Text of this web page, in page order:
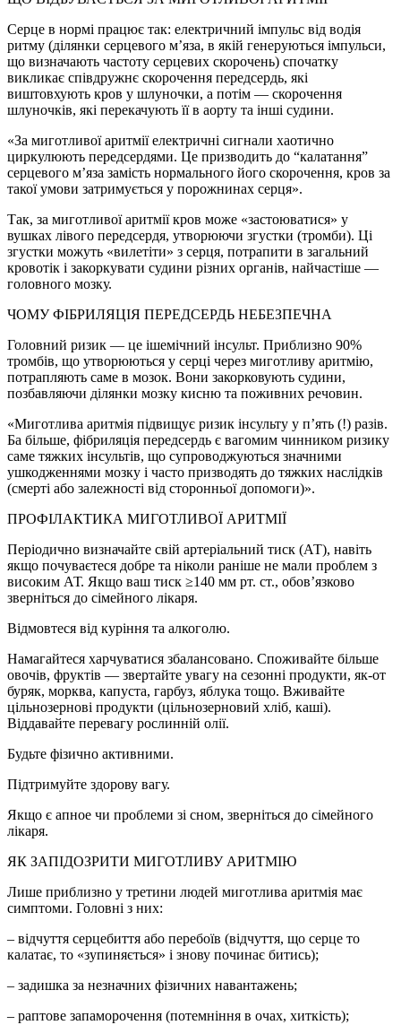
Серце в нормі працює так: електричний імпульс від водія
ритму (ділянки серцевого м’яза, в якій генеруються імпульси,
що визначають частоту серцевих скорочень) спочатку
викликає співдружнє скорочення передсердь, які
виштовхують кров у шлуночки, а потім — скорочення
шлуночків, які перекачують її в аорту та інші судини.
«За миготливої аритмії електричні сигнали хаотично
циркулюють передсердями. Це призводить до “калатання”
серцевого м’яза замість нормального його скорочення, кров за
такої умови затримується у порожнинах серця».
Так, за миготливої аритмії кров може «застоюватися» у
вушках лівого передсердя, утворюючи згустки (тромби). Ці
згустки можуть «вилетіти» з серця, потрапити в загальний
кровотік і закоркувати судини різних органів, найчастіше —
головного мозку.
ЧОМУ ФІБРИЛЯЦІЯ ПЕРЕДСЕРДЬ НЕБЕЗПЕЧНА
Головний ризик — це ішемічний інсульт. Приблизно 90%
тромбів, що утворюються у серці через миготливу аритмію,
потрапляють саме в мозок. Вони закорковують судини,
позбавляючи ділянки мозку кисню та поживних речовин.
«Миготлива аритмія підвищує ризик інсульту у п’ять (!) разів.
Ба більше, фібриляція передсердь є вагомим чинником ризику
саме тяжких інсультів, що супроводжуються значними
ушкодженнями мозку і часто призводять до тяжких наслідків
(смерті або залежності від сторонньої допомоги)».
ПРОФІЛАКТИКА МИГОТЛИВОЇ АРИТМІЇ
Періодично визначайте свій артеріальний тиск (АТ), навіть
якщо почуваєтеся добре та ніколи раніше не мали проблем з
високим АТ. Якщо ваш тиск ≥140 мм рт. ст., обов’язково
зверніться до сімейного лікаря.
Відмовтеся від куріння та алкоголю.
Намагайтеся харчуватися збалансовано. Споживайте більше
овочів, фруктів — звертайте увагу на сезонні продукти, як-от
буряк, морква, капуста, гарбуз, яблука тощо. Вживайте
цільнозернові продукти (цільнозерновий хліб, каші).
Віддавайте перевагу рослинній олії.
Будьте фізично активними.
Підтримуйте здорову вагу.
Якщо є апное чи проблеми зі сном, зверніться до сімейного
лікаря.
ЯК ЗАПІДОЗРИТИ МИГОТЛИВУ АРИТМІЮ
Лише приблизно у третини людей миготлива аритмія має
симптоми. Головні з них:
– відчуття серцебиття або перебоїв (відчуття, що серце то
калатає, то «зупиняється» і знову починає битись);
– задишка за незначних фізичних навантажень;
– раптове запаморочення (потемніння в очах, хиткість);